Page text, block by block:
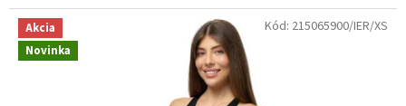
Akcia
Novinka
Kód: 215065900/IER/XS